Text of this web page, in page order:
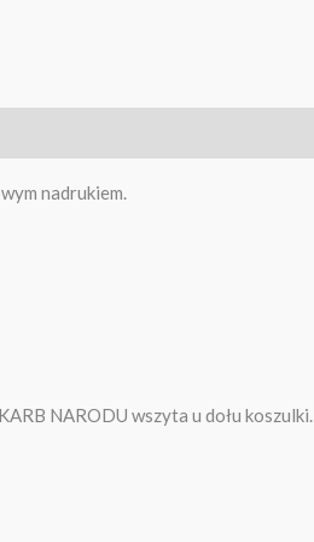
nadrukiem.
NARODU wszyta u dołu koszulki.